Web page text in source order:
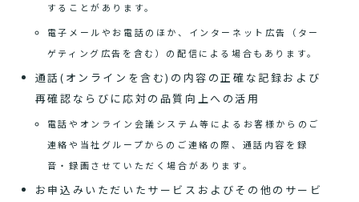
することがあります。
電子メールやお電話のほか、インターネット広告（ター
ゲティング広告を含む）の配信による場合もあります。
通話(オンラインを含む)の内容の正確な記録および
再確認ならびに応対の品質向上への活用
電話やオンライン会議システム等によるお客様からのご
連絡や当社グループからのご連絡の際、通話内容を録
音・録画させていただく場合があります。
お申込みいただいたサービスおよびその他のサービ